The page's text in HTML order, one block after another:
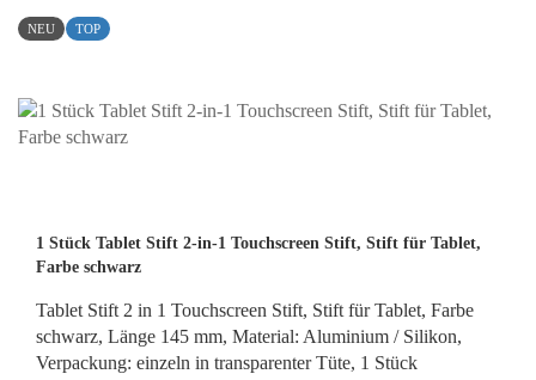
NEU TOP
1 Stück Tablet Stift 2-in-1 Touchscreen Stift, Stift für Tablet,
Farbe schwarz
Tablet Stift 2 in 1 Touchscreen Stift, Stift für Tablet, Farbe
schwarz, Länge 145 mm, Material: Aluminium / Silikon,
Verpackung: einzeln in transparenter Tüte, 1 Stück